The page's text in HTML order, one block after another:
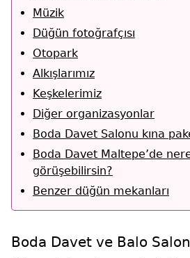
Müzik
Düğün fotoğrafçısı
Otopark
Alkışlarımız
Keşkelerimiz
Diğer organizasyonlar
Boda Davet Salonu kına
Boda Davet Maltepe’de
görüşebilirsin?
Benzer düğün mekanları
Boda Davet ve Balo